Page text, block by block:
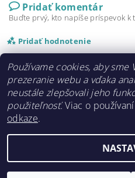
Pridať komentár
Buďte prvý, kto napíše príspevok k
Pridať hodnotenie
2026 ©www.najgumaky.sk, všetky práva
Používame cookies, aby
prezeranie webu a vďaka
neustále zlepšovali jeho
použiteľnosť.Viac o
odkaze.